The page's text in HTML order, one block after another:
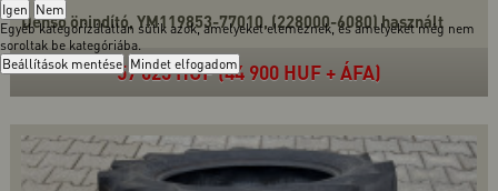
Igen Nem
Egyéb kategorizálatlan sütik azok, amelyeket elemeznek, és amelyeket még nem
soroltak be kategóriába.
Beállítások mentése Mindet elfogadom
Denso önindító, YM119853-77010, (228000-6080) használt
57 023 HUF (44 900 HUF + ÁFA)